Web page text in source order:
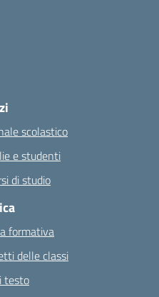
scolastico
e studenti
di studio
formativa
delle classi
testo